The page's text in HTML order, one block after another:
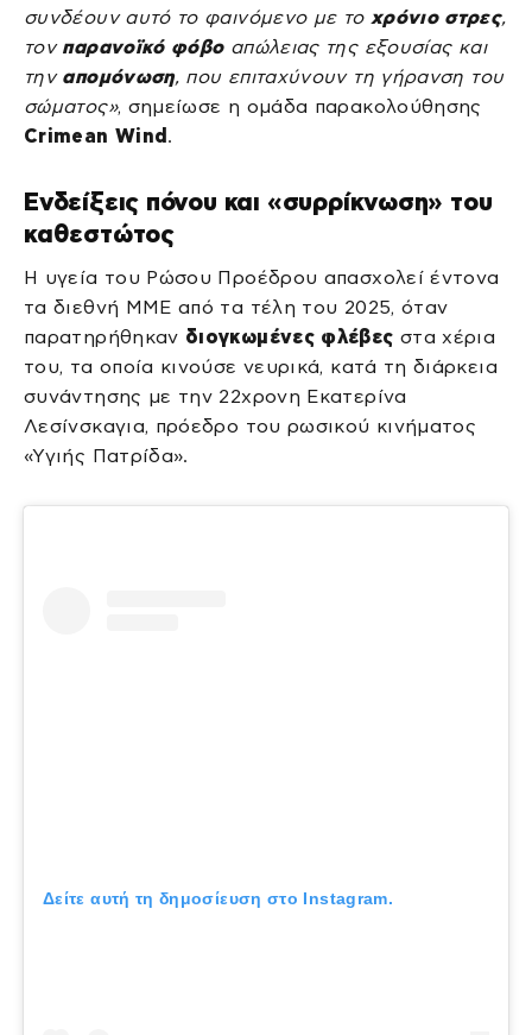
συνδέουν αυτό το φαινόμενο με το χρόνιο στρες,
τον παρανοϊκό φόβοαπώλειας της εξουσίας και
την απομόνωση, που επιταχύνουν τη γήρανση του
σώματος», σημείωσε η ομάδα παρακολούθησης
Crimean Wind .
Ενδείξεις πόνου και «συρρίκνωση» του
καθεστώτος
Η υγεία του Ρώσου Προέδρου απασχολεί έντονα
τα διεθνή ΜΜΕ από τα τέλη του 2025, όταν
παρατηρήθηκαν διογκωμένες φλέβες στα χέρια
του, τα οποία κινούσε νευρικά, κατά τη διάρκεια
συνάντησης με την 22χρονη Εκατερίνα
Λεσίνσκαγια, πρόεδρο του ρωσικού κινήματος
«Υγιής Πατρίδα».
Δείτε αυτή τη δημοσίευση στο Instagram.